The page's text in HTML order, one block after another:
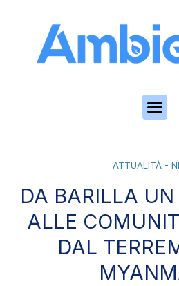
ATTUALITÀ -
DA BARILLA UN
ALLE
DAL